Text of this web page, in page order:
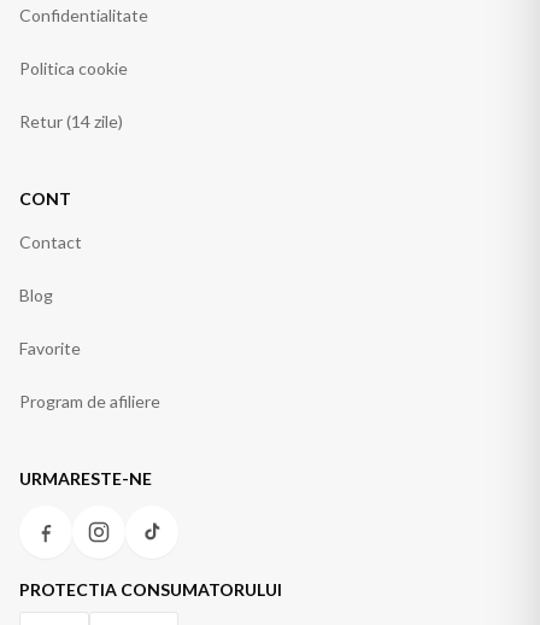
Confidentialitate
Politica cookie
Retur (14 zile)
CONT
Contact
Blog
Favorite
Program de afiliere
URMARESTE-NE
PROTECTIA CONSUMATORULUI